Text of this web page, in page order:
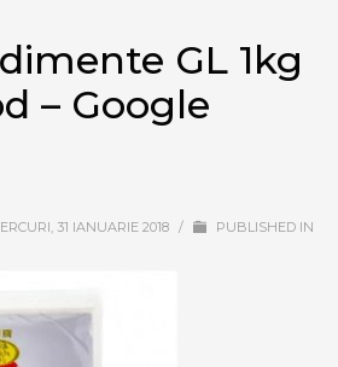
GL 1kg
– Google
31 IANUARIE 2018 / PUBLISHED IN